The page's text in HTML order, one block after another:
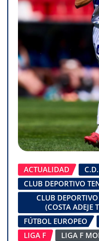
ACTUALIDAD
CLUB DEPORTIVO
CLUB
(COSTA ADEJE
FÚTBOL EUROPEO
LIGA F
LIGA F